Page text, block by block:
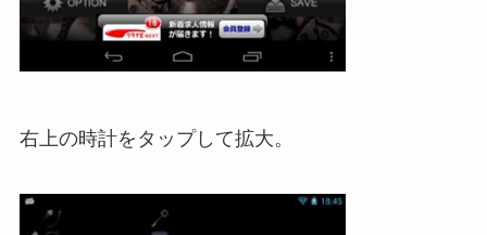
右上の時計をタップして拡大。